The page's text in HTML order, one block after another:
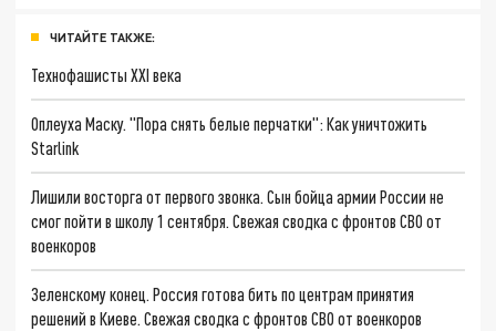
ЧИТАЙТЕ ТАКЖЕ:
Технофашисты XXI века
Оплеуха Маску. "Пора снять белые перчатки": Как уничтожить
Starlink
Лишили восторга от первого звонка. Сын бойца армии России не
смог пойти в школу 1 сентября. Свежая сводка с фронтов СВО от
военкоров
Зеленскому конец. Россия готова бить по центрам принятия
решений в Киеве. Свежая сводка с фронтов СВО от военкоров